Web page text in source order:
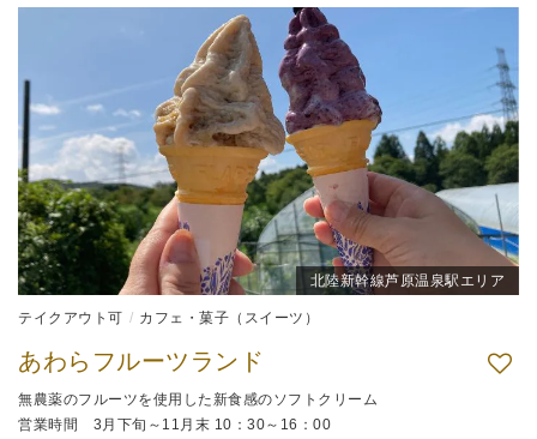
北陸新幹線芦原温泉駅エリア
テイクアウト可 カフェ・菓子（スイーツ）
あわらフルーツランド
無農薬のフルーツを使用した新食感のソフトクリーム
営業時間 3月下旬～11月末 10：30～16：00